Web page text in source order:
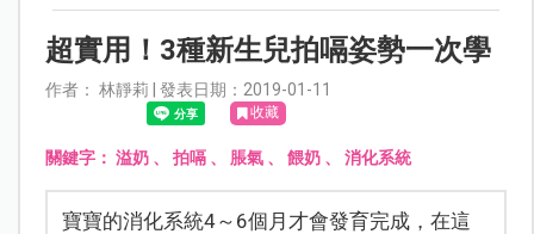
超實用！3種新生兒拍嗝姿勢一次學
作者： 林靜莉 | 發表日期：2019-01-11
收藏
關鍵字： 溢奶、 拍嗝、 脹氣、 餵奶、 消化系統
寶寶的消化系統4～6個月才會發育完成，在這